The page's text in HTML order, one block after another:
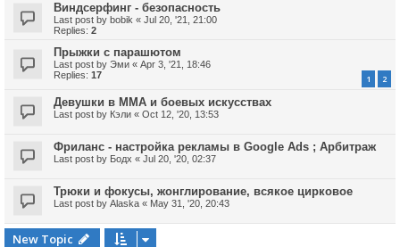
Виндсерфинг - безопасность
Last post by bobik « Jul 20, '21, 21:00
Replies: 2
Прыжки с парашютом
Last post by Эми « Apr 3, '21, 18:46
Replies: 17 1 2
Девушки в MMA и боевых искусствах
Last post by Кэли « Oct 12, '20, 13:53
Фриланс - настройка рекламы в Google Ads ; Арбитраж
Last post by Бодх « Jul 20, '20, 02:37
Трюки и фокусы, жонглирование, всякое цирковое
Last post by Alaska « May 31, '20, 20:43
New Topic